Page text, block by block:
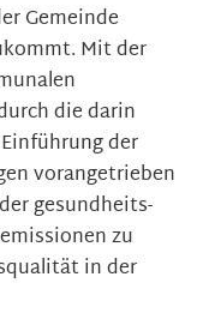
Gemeinde
Mit der
die darin
der
vorangetrieben
gesundheits-
zu
in der